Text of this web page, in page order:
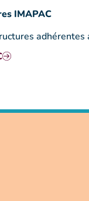
IMAPAC
adhérentes